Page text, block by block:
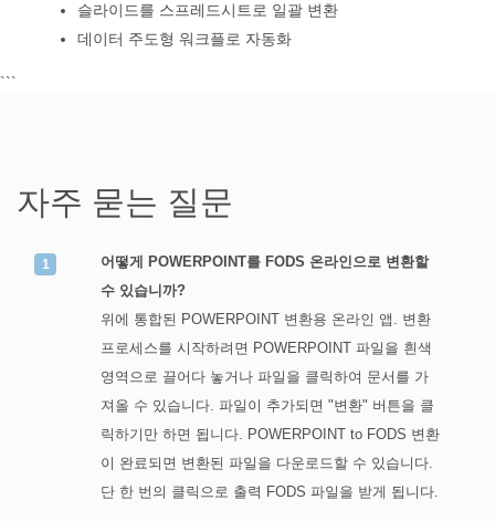
슬라이드를 스프레드시트로 일괄 변환
데이터 주도형 워크플로 자동화
```
자주 묻는 질문
어떻게 POWERPOINT를 FODS 온라인으로 변환할
수 있습니까?
위에 통합된 POWERPOINT 변환용 온라인 앱. 변환
프로세스를 시작하려면 POWERPOINT 파일을 흰색
영역으로 끌어다 놓거나 파일을 클릭하여 문서를 가
져올 수 있습니다. 파일이 추가되면 "변환" 버튼을 클
릭하기만 하면 됩니다. POWERPOINT to FODS 변환
이 완료되면 변환된 파일을 다운로드할 수 있습니다.
단 한 번의 클릭으로 출력 FODS 파일을 받게 됩니다.